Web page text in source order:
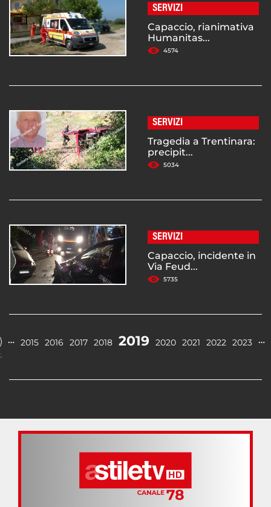
SERVIZI
Capaccio, rianimativa
Humanitas...
4574
SERVIZI
Tragedia a Trentinara:
precipit...
5034
SERVIZI
Capaccio, incidente in
Via Feud...
5735
… 2015 2016 2017 2018 2019 2020 2021 2022 2023 …